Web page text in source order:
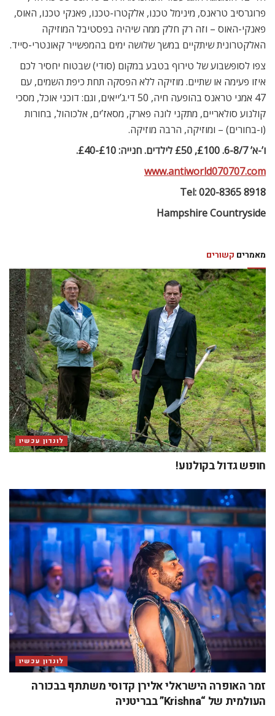
פרוגרסיב טראנס, מינימל טכנו, אלקטרו-טכנו, פאנקי טכנו, האוס,
פאנקי-האוס – וזה רק חלק ממה שיהיה בפסטיבל המוזיקה
האלקטרונית שיתקיים במשך שלושה ימים בהמפשייר קאונטרי-סייד.
צפו לסופשבוע של טירוף בטבע במקום (סודי) שבטוח יחסיר לכם
איזו פעימה או שתיים. מוזיקה ללא הפסקה תחת כיפת השמים, עם
47 אמני טראנס בהופעה חיה, 50 די.ג’ייאים, וגם: דוכני אוכל, מסכי
קולנוע סולאריים, מתקני לונה פארק, מסאז’ים, אלכוהול, בחורות
(ו-בחורים) – ומוזיקה, הרבה מוזיקה.
ו’-א’ 6-8/7. £100, £50 לילדים. חנייה: £10-£40.
www.antiworld070707.com
Tel: 020-8365 8918
Hampshire Countryside
מאמרים קשורים
לונדון עכשיו
חופש גדול בקולנוע!
לונדון עכשיו
זמר האופרה הישראלי אלירן קדוסי משתתף בבכורה
העולמית של “Krishna” בבריטניה